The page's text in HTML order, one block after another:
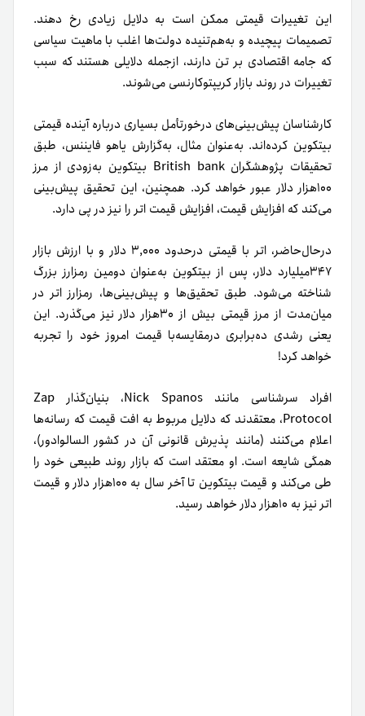
این تغییرات قیمتی ممکن است به دلایل زیادی رخ دهند.
تصمیمات پیچیده و به‌هم‌تنیده دولت‌ها اغلب با ماهیت سیاسی
که جامه اقتصادی بر تن دارند، از‌جمله دلایلی هستند که سبب
تغییرات در روند بازار کریپتوکارنسی می‌شوند.
کارشناسان پیش‌بینی‌های درخورتأمل بسیاری درباره آینده قیمتی
بیتکوین کرده‌اند. به‌عنوان مثال، به‌گزارش یاهو فایننس، طبق
تحقیقات پژوهشگران British bank بیتکوین به‌زودی از مرز
۱۰۰هزار دلار عبور خواهد کرد. همچنین، این تحقیق پیش‌بینی
می‌کند که افزایش قیمت، افزایش قیمت اتر را نیز در پی دارد.
درحال‌حاضر، اتر با قیمتی درحدود ۳,۰۰۰ دلار و با ارزش بازار
۳۴۷میلیارد دلار، پس از بیتکوین به‌عنوان دومین رمزارز بزرگ
شناخته می‌شود. طبق تحقیق‌ها و پیش‌بینی‌ها، رمزارز اتر در
میان‌مدت از مرز قیمتی بیش از ۳۰هزار دلار نیز می‌گذرد. این
یعنی رشدی ده‌برابری درمقایسه‌با قیمت امروز خود را تجربه
خواهد کرد!
افراد سرشناسی مانند Nick Spanos، بنیان‌گذار Zap
Protocol، معتقدند که دلایل مربوط به افت قیمت که رسانه‌ها
اعلام می‌کنند (مانند پذیرش قانونی آن در کشور السالوادور)،
همگی شایعه است. او معتقد است که بازار روند طبیعی خود را
طی می‌کند و قیمت بیتکوین تا آخر سال به ۱۰۰هزار دلار و قیمت
اتر نیز به ۱۰هزار دلار خواهد رسید.